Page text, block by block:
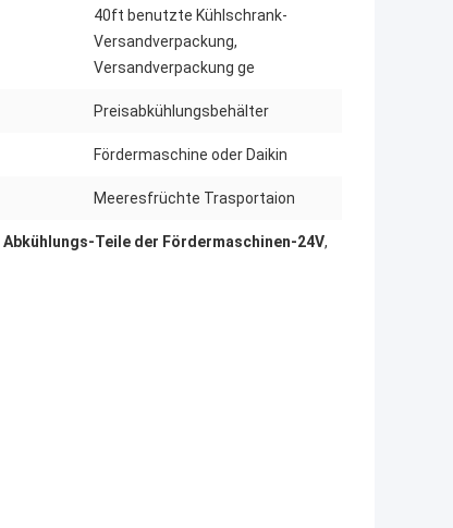
40ft benutzte Kühlschrank-
Versandverpackung,
Versandverpackung ge
Preisabkühlungsbehälter
Fördermaschine oder Daikin
Meeresfrüchte Trasportaion
Abkühlungs-Teile der Fördermaschinen-24V,